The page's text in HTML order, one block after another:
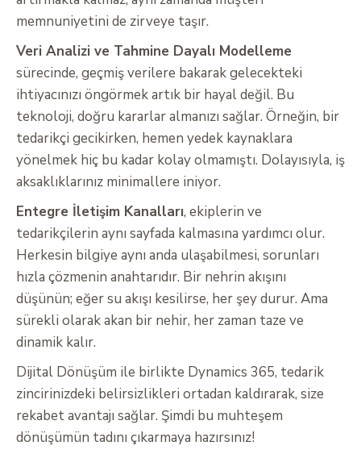
memnuniyetini de zirveye taşır.
Veri Analizi ve Tahmine Dayalı Modelleme
sürecinde, geçmiş verilere bakarak gelecekteki
ihtiyacınızı öngörmek artık bir hayal değil. Bu
teknoloji, doğru kararlar almanızı sağlar. Örneğin, bir
tedarikçi gecikirken, hemen yedek kaynaklara
yönelmek hiç bu kadar kolay olmamıştı. Dolayısıyla, iş
aksaklıklarınız minimallere iniyor.
Entegre İletişim Kanalları, ekiplerin ve
tedarikçilerin aynı sayfada kalmasına yardımcı olur.
Herkesin bilgiye aynı anda ulaşabilmesi, sorunları
hızla çözmenin anahtarıdır. Bir nehrin akışını
düşünün; eğer su akışı kesilirse, her şey durur. Ama
sürekli olarak akan bir nehir, her zaman taze ve
dinamik kalır.
Dijital Dönüşüm ile birlikte Dynamics 365, tedarik
zincirinizdeki belirsizlikleri ortadan kaldırarak, size
rekabet avantajı sağlar. Şimdi bu muhteşem
dönüşümün tadını çıkarmaya hazırsınız!